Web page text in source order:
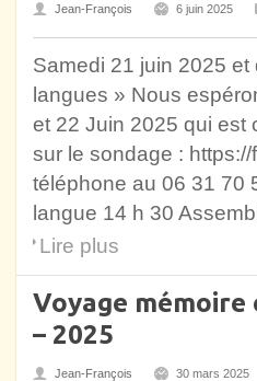
Jean-François 6 juin 2025
Samedi 21 juin 2025
langues » Nous
et 22 Juin 2025 qui est
sur le sondage :
téléphone au 06 31 70
langue 14 h 30
Lire plus
Voyage
– 2025
Jean-François 30 mars 2025